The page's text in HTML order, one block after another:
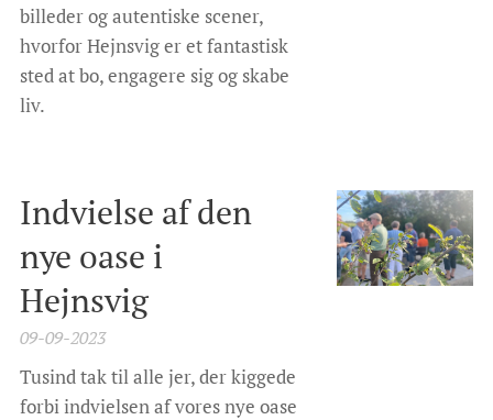
billeder og autentiske scener,
hvorfor Hejnsvig er et fantastisk
sted at bo, engagere sig og skabe
liv.
Indvielse af den
nye oase i
Hejnsvig
09-09-2023
Tusind tak til alle jer, der kiggede
forbi indvielsen af vores nye oase